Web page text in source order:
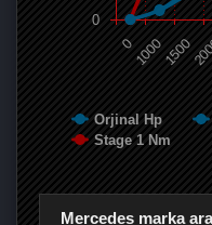
Orjinal Hp
Stage 1 Nm
0 10001500
0
Mercedes marka